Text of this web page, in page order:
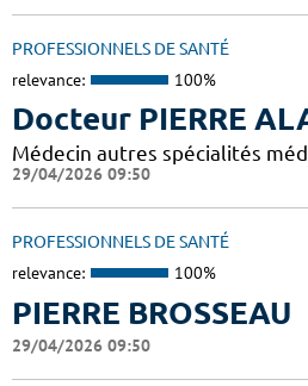
PROFESSIONNELS DE SANTÉ
relevance: 100%
Docteur PIERRE
Médecin autres spécialités
29/04/2026 09:50
PROFESSIONNELS DE SANTÉ
relevance: 100%
PIERRE BROSSEAU
29/04/2026 09:50